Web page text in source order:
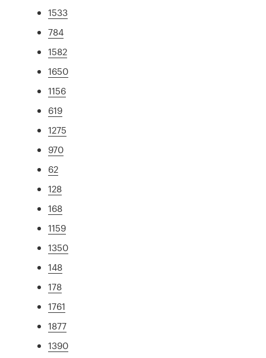
1533
784
1582
1650
1156
619
1275
970
62
128
168
1159
1350
148
178
1761
1877
1390